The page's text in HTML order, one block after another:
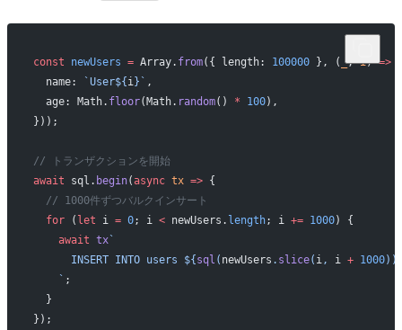
const newUsers = Array. from({ length: 100000 }, ( _, i) =>
  name:
`User${i}` ,
  age: Math.
floor(Math. random() * 100),
}));
// トランザクションを開始
await sql. begin(async tx => {
  // 1000件ずつバルクインサート
  for
( let i = 0; i < newUsers. length; i += 1000) {
    await
tx`
      INSERT INTO users ${
sql ( newUsers . slice( i, i + 1000))
    `
;
  }
});